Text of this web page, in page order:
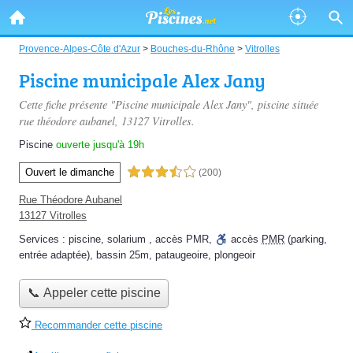
Provence-Alpes-Côte d'Azur > Bouches-du-Rhône > Vitrolles
Piscine municipale Alex Jany
Cette fiche présente "Piscine municipale Alex Jany", piscine située
rue théodore aubanel, 13127 Vitrolles.
Piscine ouverte jusqu'à 19h
Ouvert le dimanche 3,5 étoiles sur 5 (200)
Rue Théodore Aubanel
13127 Vitrolles
Services : piscine, solarium , accès PMR, accès PMR (parking,
entrée adaptée), bassin 25m, pataugeoire, plongeoir
📞 Appeler cette piscine
Recommander cette piscine